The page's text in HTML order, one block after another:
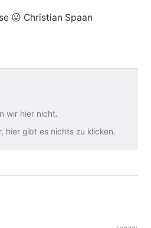
😛 Christian Spaan
wir hier nicht.
hier gibt es nichts zu klicken.